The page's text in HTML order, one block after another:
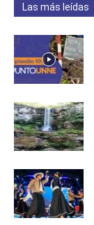
Las más leídas